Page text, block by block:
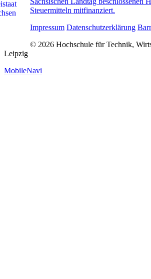
Steuermitteln mitfinanziert.
Impressum Datenschutzerklärung
© 2026 Hochschule für Technik,
Leipzig
MobileNavi